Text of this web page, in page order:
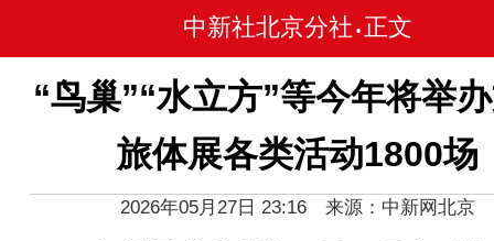
中新社北京分社 • 正文
“鸟巢”“水立方”等今年将举
旅体展各类活动1800场
2026年05月27日 23:16 来源：中新网北京